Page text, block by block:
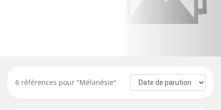
6 références pour "Mélanésie"